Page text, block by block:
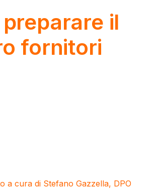
il
fornitori
a cura di Stefano Gazzella, DPO